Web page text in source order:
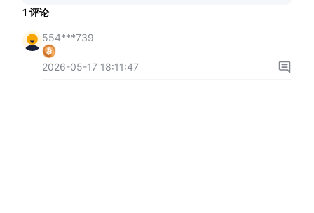
1 评论
554***739
2026-05-17 18:11:47